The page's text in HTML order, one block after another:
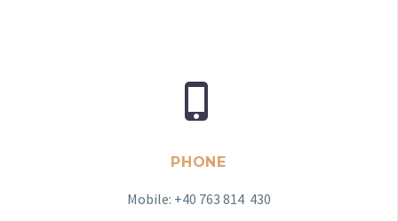


PHONE
Mobile: +40 763 814 430